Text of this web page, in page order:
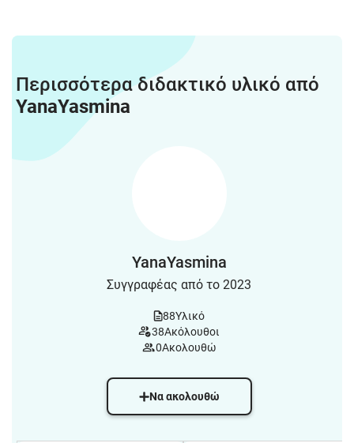
Περισσότερα διδακτικό υλικό από
YanaYasmina
YanaYasmina
Συγγραφέας από το 2023
88Υλικό
38Ακόλουθοι
0Ακολουθώ
Να ακολουθώ